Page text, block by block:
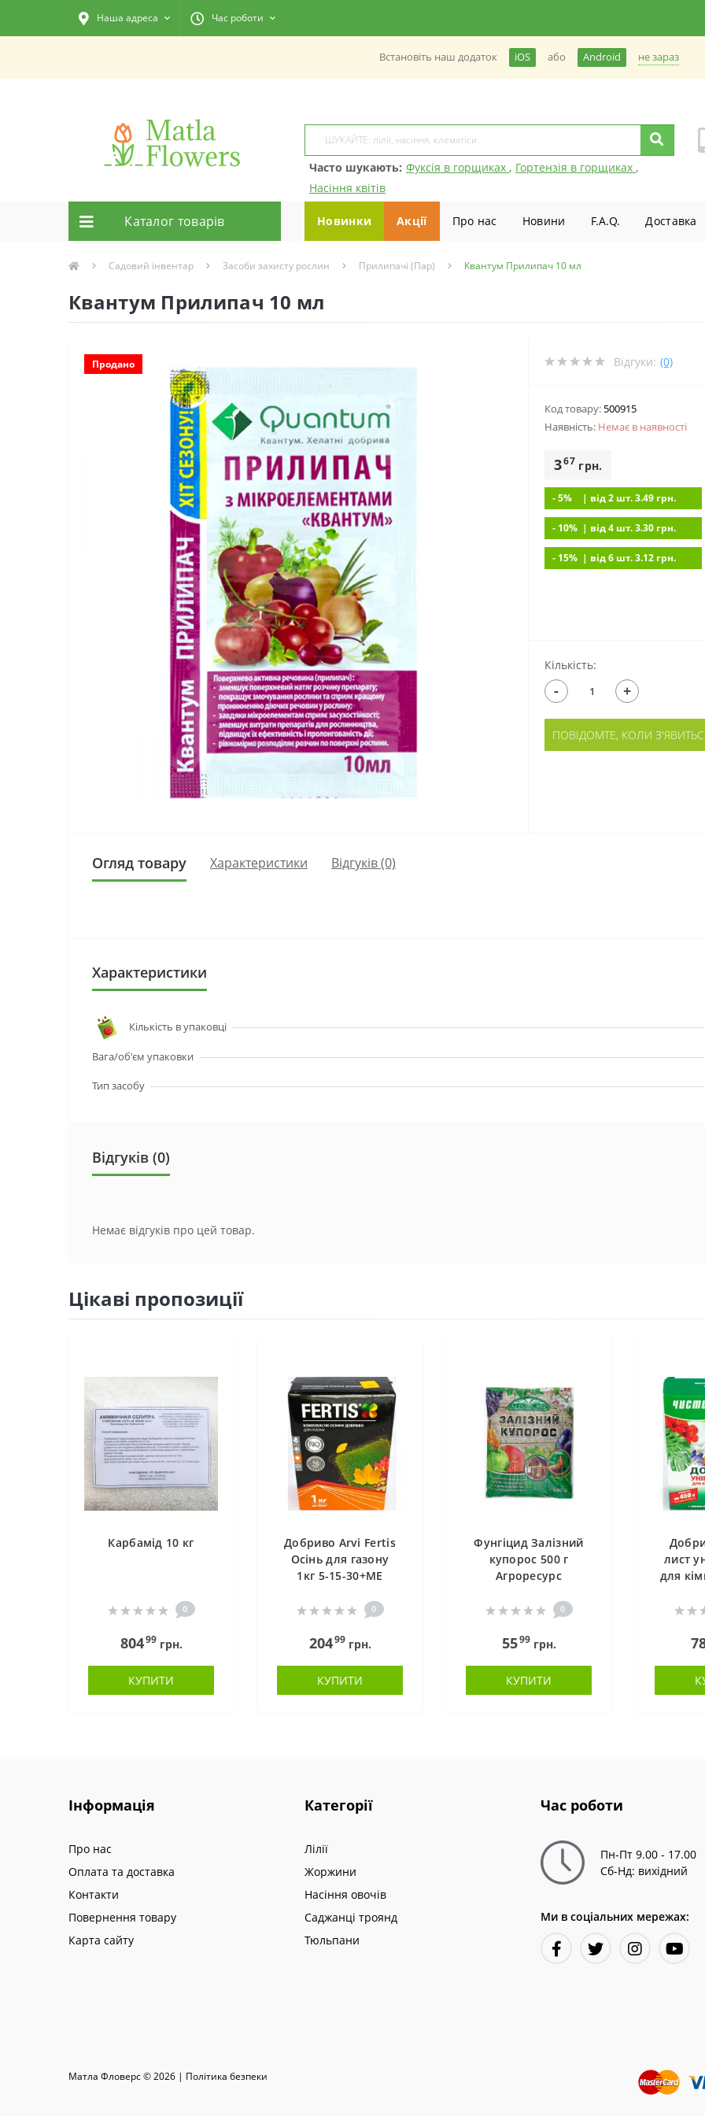
Наша адреса Час роботи
Встановiть наш додаток iOS або Android не зараз
Часто шукають: Фуксія в горщиках , Гортензія в горщиках ,
Насіння квітів
Каталог товарiв Новинки Акції Про нас Новини F.A.Q. Доставка
Садовий інвентар Засоби захисту рослин Прилипачі (Пар) Квантум Прилипач 10 мл
Квантум Прилипач 10 мл
Продано Відгуки: (0)
Код товару: 500915
Наявність: Немає в наявностi
367 грн.
- 5% | вiд 2 шт. 3.49 грн.
- 10% | вiд 4 шт. 3.30 грн.
- 15% | вiд 6 шт. 3.12 грн.
Кількість:
- +
ПОВІДОМТЕ, КОЛИ
Огляд товару Характеристики Відгуків (0)
Характеристики
Кількість в упаковці
Вага/об'єм упаковки
Тип засобу
Відгуків (0)
Немає відгуків про цей товар.
Цікаві пропозиції
Карбамід 10 кг
0
80499грн.
КУПИТИ
Добриво Arvi Fertis
Осінь для газону
1кг 5-15-30+МЕ
0
20499грн.
КУПИТИ
Фунгіцид Залізний
купорос 500 г
Агроресурс
0
5599грн.
КУПИТИ
лист
для
Інформація
Про нас
Оплата та доставка
Контакти
Повернення товару
Карта сайту
Категорії
Лілії
Жоржини
Насіння овочів
Саджанці троянд
Тюльпани
Час роботи
Пн-Пт 9.00 - 17.00
Сб-Нд: вихідний
Ми в соціальних мережах:
Матла Фловерс © 2026 | Полiтика безпеки